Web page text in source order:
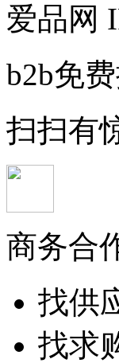
爱品网
b2b免
扫扫有
商务合
找供
找求